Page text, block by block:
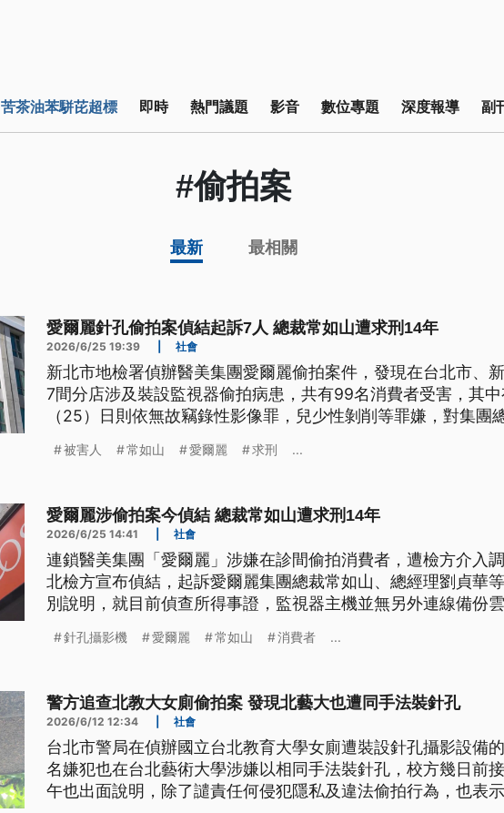
苦茶油苯駢芘超標 即時 熱門議題 影音 數位專題 深度報導 副
#偷拍案
最新 最相關
愛爾麗針孔偷拍案偵結起訴7人 總裁常如山遭求刑14年
2026/6/25 19:39 社會
新北市地檢署偵辦醫美集團愛爾麗偷拍案件，發現在台北市、
7間分店涉及裝設監視器偷拍病患，共有99名消費者受害，其
（25）日則依無故竊錄性影像罪，兒少性剝削等罪嫌，對集團
被害人 常如山 愛爾麗 求刑 ...
愛爾麗涉偷拍案今偵結 總裁常如山遭求刑14年
2026/6/25 14:41 社會
連鎖醫美集團「愛爾麗」涉嫌在診間偷拍消費者，遭檢方介入
北檢方宣布偵結，起訴愛爾麗集團總裁常如山、總經理劉貞華
別說明，就目前偵查所得事證，監視器主機並無另外連線備份
針孔攝影機 愛爾麗 常如山 消費者 ...
警方追查北教大女廁偷拍案 發現北藝大也遭同手法裝針孔
2026/6/12 12:34 社會
台北市警局在偵辦國立台北教育大學女廁遭裝設針孔攝影設備
名嫌犯也在台北藝術大學涉嫌以相同手法裝針孔，校方幾日前
午也出面說明，除了譴責任何侵犯隱私及違法偷拍行為，也表